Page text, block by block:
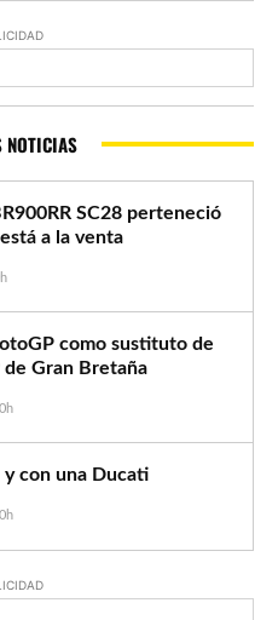
NOTICIAS
SC28 perteneció
a la venta
como sustituto de
de Gran Bretaña
y con una Ducati